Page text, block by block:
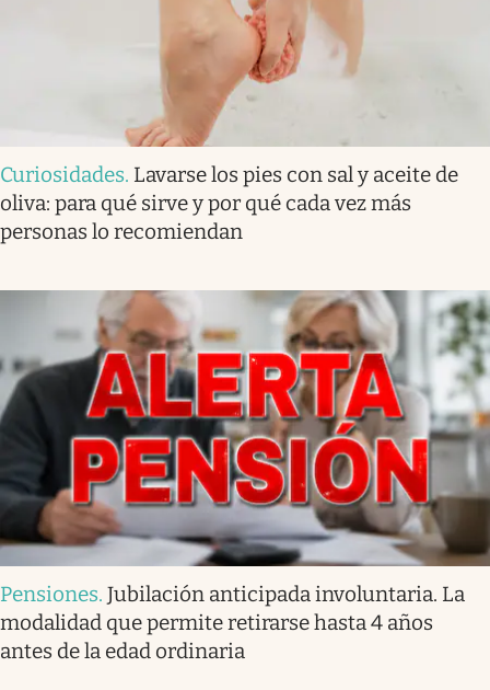
Curiosidades. Lavarse los pies con sal y aceite de
oliva: para qué sirve y por qué cada vez más
personas lo recomiendan
Pensiones. Jubilación anticipada involuntaria. La
modalidad que permite retirarse hasta 4 años
antes de la edad ordinaria